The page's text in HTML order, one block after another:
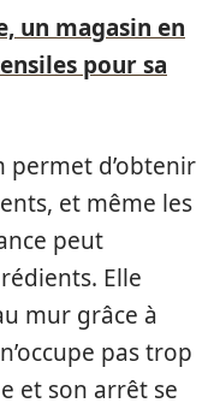
un magasin en
pour sa
permet d’obtenir
et même les
peut
Elle
mur grâce à
pas trop
et son arrêt se